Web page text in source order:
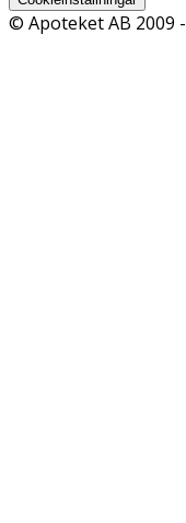
© Apoteket AB 2009 -